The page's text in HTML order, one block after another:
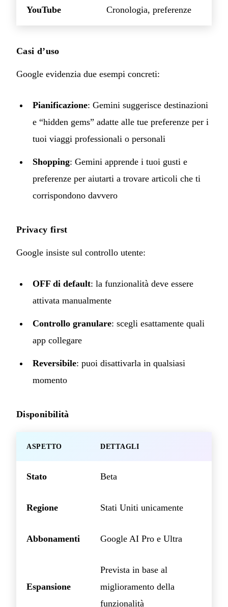
YouTube Cronologia, preferenze
Casi d’uso
Google evidenzia due esempi concreti:
Pianificazione: Gemini suggerisce destinazioni
e “hidden gems” adatte alle tue preferenze per i
tuoi viaggi professionali o personali
Shopping: Gemini apprende i tuoi gusti e
preferenze per aiutarti a trovare articoli che ti
corrispondono davvero
Privacy first
Google insiste sul controllo utente:
OFF di default: la funzionalità deve essere
attivata manualmente
Controllo granulare: scegli esattamente quali
app collegare
Reversibile: puoi disattivarla in qualsiasi
momento
Disponibilità
ASPETTO DETTAGLI
Stato Beta
Regione Stati Uniti unicamente
Abbonamenti Google AI Pro e Ultra
Espansione
Prevista in base al
miglioramento della
funzionalità